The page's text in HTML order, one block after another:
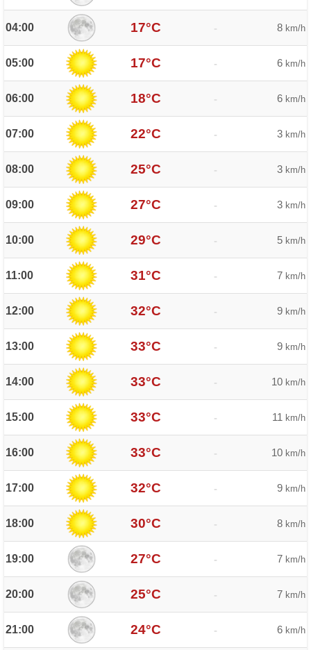
04:00 17°C - 8 km/h
05:00 17°C - 6 km/h
06:00 18°C - 6 km/h
07:00 22°C - 3 km/h
08:00 25°C - 3 km/h
09:00 27°C - 3 km/h
10:00 29°C - 5 km/h
11:00 31°C - 7 km/h
12:00 32°C - 9 km/h
13:00 33°C - 9 km/h
14:00 33°C - 10 km/h
15:00 33°C - 11 km/h
16:00 33°C - 10 km/h
17:00 32°C - 9 km/h
18:00 30°C - 8 km/h
19:00 27°C - 7 km/h
20:00 25°C - 7 km/h
21:00 24°C - 6 km/h